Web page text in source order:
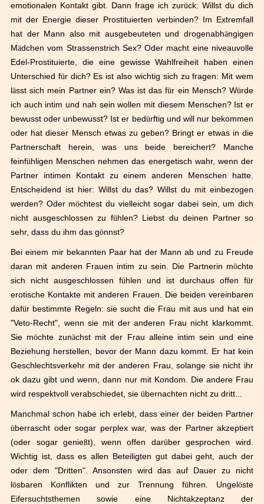
emotionalen Kontakt gibt. Dann frage ich zurück: Willst du dich
mit der Energie dieser Prostituierten verbinden? Im Extremfall
hat der Mann also mit ausgebeuteten und drogenabhängigen
Mädchen vom Strassenstrich Sex? Oder macht eine niveauvolle
Edel-Prostituierte, die eine gewisse Wahlfreiheit haben einen
Unterschied für dich? Es ist also wichtig sich zu fragen: Mit wem
lässt sich mein Partner ein? Was ist das für ein Mensch? Würde
ich auch intim und nah sein wollen mit diesem Menschen? Ist er
bewusst oder unbewusst? Ist er bedürftig und will nur bekommen
oder hat dieser Mensch etwas zu geben? Bringt er etwas in die
Partnerschaft herein, was uns beide bereichert? Manche
feinfühligen Menschen nehmen das energetisch wahr, wenn der
Partner intimen Kontakt zu einem anderen Menschen hatte.
Entscheidend ist hier: Willst du das? Willst du mit einbezogen
werden? Oder möchtest du vielleicht sogar dabei sein, um dich
nicht ausgeschlossen zu fühlen? Liebst du deinen Partner so
sehr, dass du ihm das gönnst?
Bei einem mir bekannten Paar hat der Mann ab und zu Freude
daran mit anderen Frauen intim zu sein. Die Partnerin möchte
sich nicht ausgeschlossen fühlen und ist durchaus offen für
erotische Kontakte mit anderen Frauen. Die beiden vereinbaren
dafür bestimmte Regeln: sie sucht die Frau mit aus und hat ein
"Veto-Recht", wenn sie mit der anderen Frau nicht klarkommt.
Sie möchte zunächst mit der Frau alleine intim sein und eine
Beziehung herstellen, bevor der Mann dazu kommt. Er hat kein
Geschlechtsverkehr mit der anderen Frau, solange sie nicht ihr
ok dazu gibt und wenn, dann nur mit Kondom. Die andere Frau
wird respektvoll verabschiedet, sie übernachten nicht zu dritt...
Manchmal schon habe ich erlebt, dass einer der beiden Partner
überrascht oder sogar perplex war, was der Partner akzeptiert
(oder sogar genießt), wenn offen darüber gesprochen wird.
Wichtig ist, dass es allen Beteiligten gut dabei geht, auch der
oder dem "Dritten". Ansonsten wird das auf Dauer zu nicht
lösbaren Konflikten und zur Trennung führen. Ungelöste
Eifersuchtsthemen sowie eine Nichtakzeptanz der